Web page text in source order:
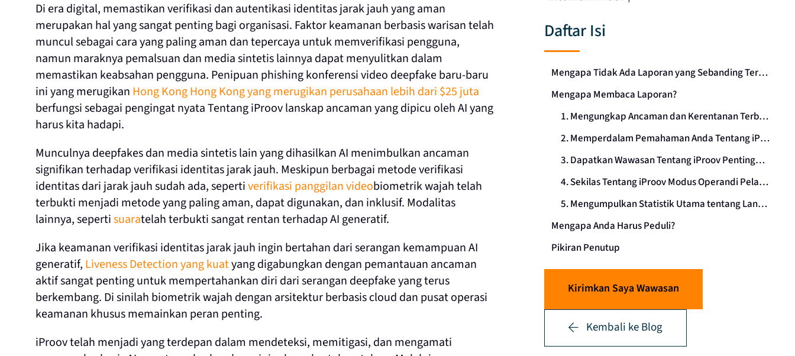
Di era digital, memastikan verifikasi dan autentikasi identitas jarak jauh yang aman
merupakan hal yang sangat penting bagi organisasi. Faktor keamanan berbasis warisan telah
muncul sebagai cara yang paling aman dan tepercaya untuk memverifikasi pengguna,
namun maraknya pemalsuan dan media sintetis lainnya dapat menyulitkan dalam
memastikan keabsahan pengguna. Penipuan phishing konferensi video deepfake baru-baru
ini yang merugikan Hong KongHong Kong yang merugikan perusahaan lebih dari $25 juta
berfungsi sebagai pengingat nyata Tentang iProov lanskap ancaman yang dipicu oleh AI yang
harus kita hadapi.
Munculnya deepfakes dan media sintetis lain yang dihasilkan AI menimbulkan ancaman
signifikan terhadap verifikasi identitas jarak jauh. Meskipun berbagai metode verifikasi
identitas dari jarak jauh sudah ada, sepertiverifikasi panggilan videobiometrik wajah telah
terbukti menjadi metode yang paling aman, dapat digunakan, dan inklusif. Modalitas
lainnya, sepertisuaratelah terbukti sangat rentan terhadap AI generatif.
Jika keamanan verifikasi identitas jarak jauh ingin bertahan dari serangan kemampuan AI
generatif, Liveness Detection yang kuatyang digabungkan dengan pemantauan ancaman
aktif sangat penting untuk mempertahankan diri dari serangan deepfake yang terus
berkembang. Di sinilah biometrik wajah dengan arsitektur berbasis cloud dan pusat operasi
keamanan khusus memainkan peran penting.
iProov telah menjadi yang terdepan dalam mendeteksi, memitigasi, dan mengamati
Daftar Isi
Mengapa Tidak Ada Laporan yang Sebanding Tersedia?
Mengapa Membaca Laporan?
1. Mengungkap Ancaman dan Kerentanan Terbaru
2. Memperdalam Pemahaman Anda Tentang iProov Alat Bertenaga AI
3. Dapatkan Wawasan Tentang iProov Pentingnya Wawasan Ahli dalam Proses Verifikasi Identitas
4. Sekilas Tentang iProov Modus Operandi Pelaku Ancaman
5.Mengumpulkan Statistik Utama tentang Lanskap Ancaman
Mengapa Anda Harus Peduli?
Pikiran Penutup
Kirimkan Saya Wawasan
Kembali ke Blog